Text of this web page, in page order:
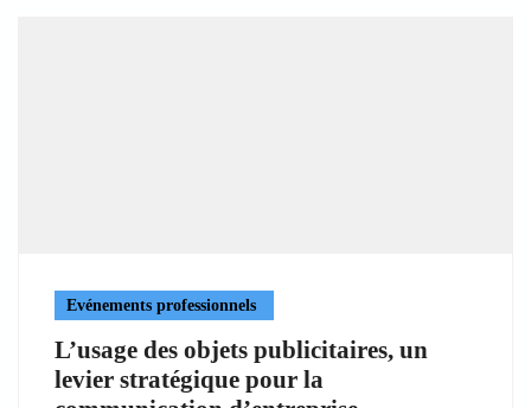
Evénements professionnels
L’usage des objets publicitaires, un
levier stratégique pour la